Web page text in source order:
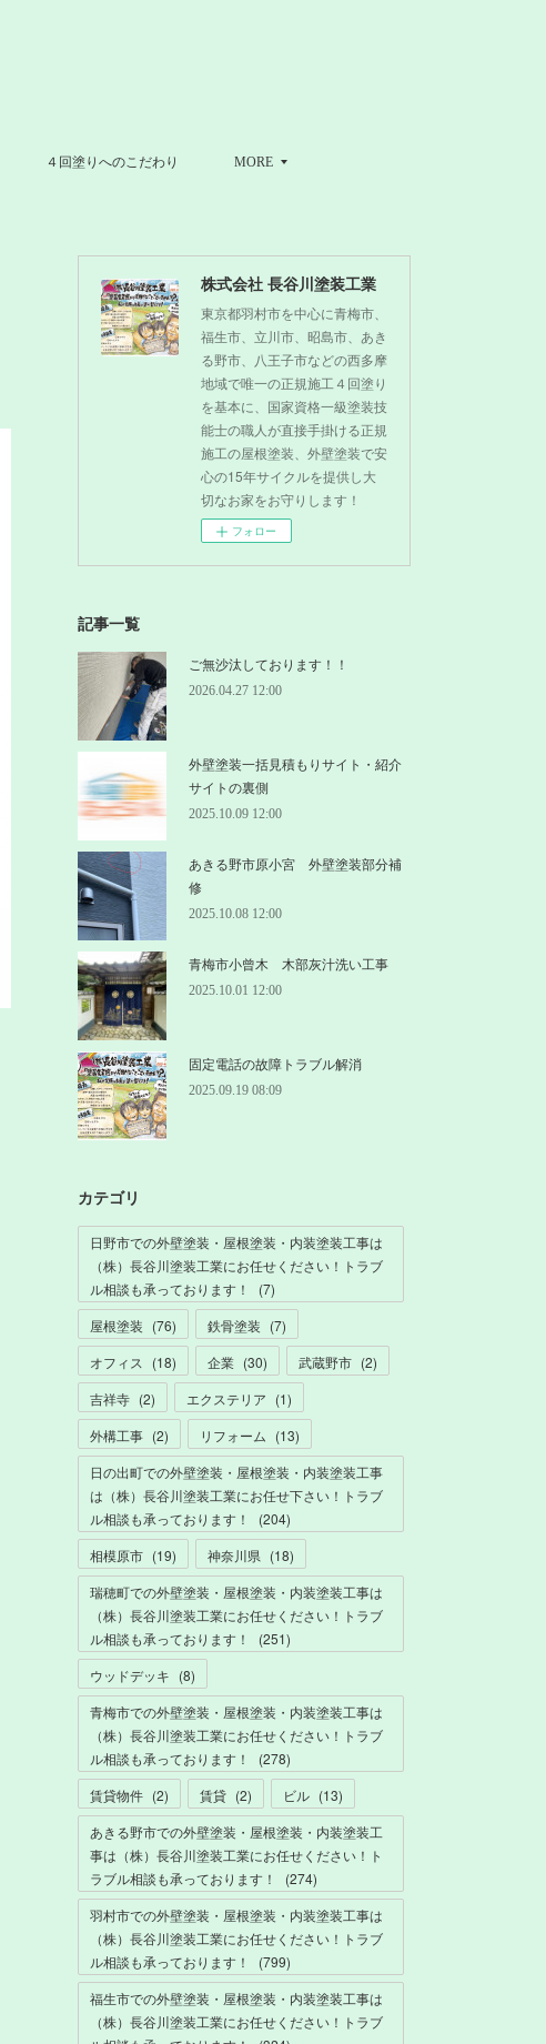
４回塗りへのこだわり MORE
株式会社 長谷川塗装工業
東京都羽村市を中心に青梅市、
福生市、立川市、昭島市、あき
る野市、八王子市などの西多摩
地域で唯一の正規施工４回塗り
を基本に、国家資格一級塗装技
能士の職人が直接手掛ける正規
施工の屋根塗装、外壁塗装で安
心の15年サイクルを提供し大
切なお家をお守りします！
フォロー
記事一覧
ご無沙汰しております！！
2026.04.27 12:00
外壁塗装一括見積もりサイト・紹介
サイトの裏側
2025.10.09 12:00
あきる野市原小宮 外壁塗装部分補
修
2025.10.08 12:00
青梅市小曾木 木部灰汁洗い工事
2025.10.01 12:00
固定電話の故障トラブル解消
2025.09.19 08:09
カテゴリ
日野市での外壁塗装・屋根塗装・内装塗装工事は
（株）長谷川塗装工業にお任せください！トラブ
ル相談も承っております！
(7)
屋根塗装 (76) 鉄骨塗装 (7)
オフィス
(18) 企業 (30) 武蔵野市 (2)
吉祥寺 (2) エクステリア (1)
外構工事 (2) リフォーム (13)
日の出町での外壁塗装・屋根塗装・内装塗装工事
は（株）長谷川塗装工業にお任せ下さい！トラブ
ル相談も承っております！
(204)
相模原市 (19) 神奈川県 (18)
瑞穂町での外壁塗装・屋根塗装・内装塗装工事は
（株）長谷川塗装工業にお任せください！トラブ
ル相談も承っております！
(251)
ウッドデッキ (8)
青梅市での外壁塗装・屋根塗装・内装塗装工事は
（株）長谷川塗装工業にお任せください！トラブ
ル相談も承っております！
(278)
賃貸物件 (2) 賃貸 (2) ビル (13)
あきる野市での外壁塗装・屋根塗装・内装塗装工
事は（株）長谷川塗装工業にお任せください！ト
ラブル相談も承っております！
(274)
羽村市での外壁塗装・屋根塗装・内装塗装工事は
（株）長谷川塗装工業にお任せください！トラブ
ル相談も承っております！
(799)
福生市での外壁塗装・屋根塗装・内装塗装工事は
（株）長谷川塗装工業にお任せください！トラブ